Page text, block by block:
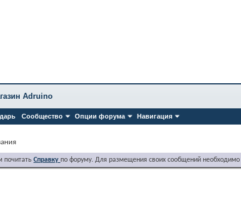
Сообщество Опции форума Навигация
Adruino
почитать Справку по форуму. Для размещения своих сообщений необходимо